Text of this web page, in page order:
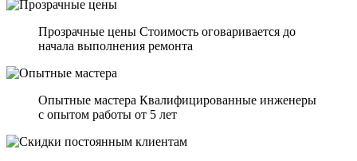
Прозрачные цены Стоимость оговаривается до
начала выполнения ремонта
Опытные мастера Квалифицированные инженеры
с опытом работы от 5 лет